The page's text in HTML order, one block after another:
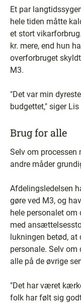
Et par
hele tiden måtte
et stort
kr. mere, end hun
overforbruget
M3.
"Det var min
budgettet," siger
Brug for alle
Selv om processen
andre måder
Afdelingsledelsen
gøre ved M3, og
hele personalet om
med
lukningen betød,
personale. Selv om
alle på de øvrige
"Det har været
folk har følt sig